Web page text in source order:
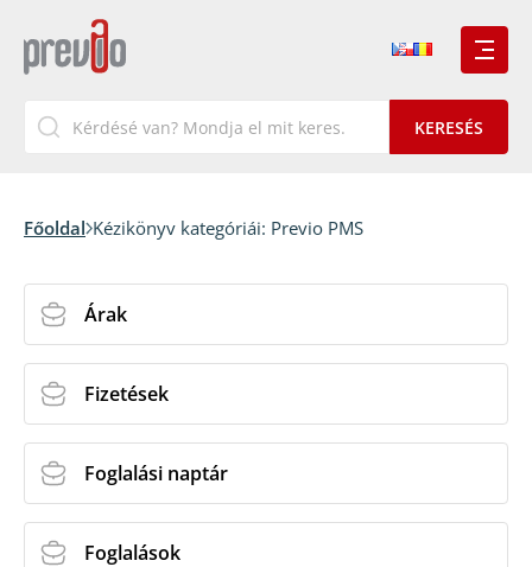
Főoldal Kézikönyv kategóriái: Previo PMS
Árak
Fizetések
Foglalási naptár
Foglalások